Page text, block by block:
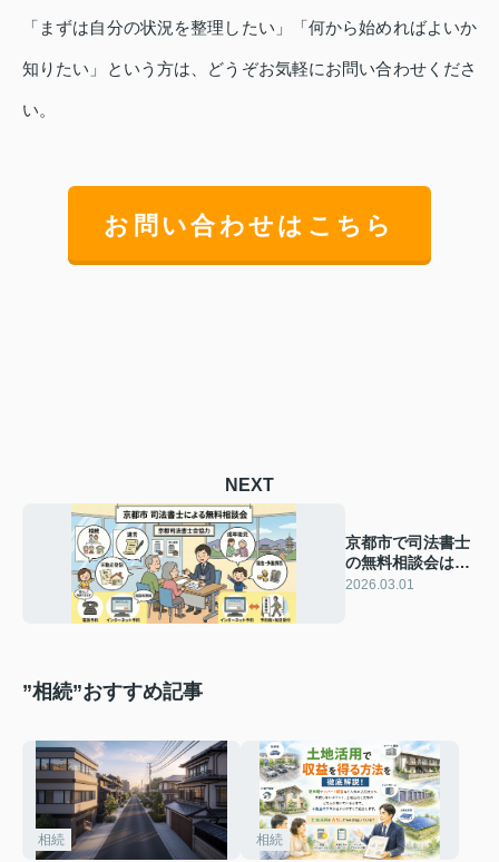
「まずは自分の状況を整理したい」「何から始めればよいか
知りたい」という方は、どうぞお気軽にお問い合わせくださ
い。
お問い合わせはこちら
NEXT
京都市で司法書士
の無料相談会はあ
る？開催場所や持
2026.03.01
”相続”おすすめ記事
相続 相続